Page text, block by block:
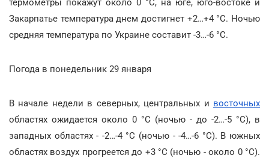
термометры покажут около 0 °С, на юге, юго-востоке и
Закарпатье температура днем достигнет +2…+4 °С. Ночью
средняя температура по Украине составит -3…-6 °С.
Погода в понедельник 29 января
В начале недели в северных, центральных и восточных
областях ожидается около 0 °С (ночью - до -2…-5 °С), в
западных областях - -2…-4 °С (ночью - -4…-6 °С). В южных
областях воздух прогреется до +3 °С (ночью - около 0 °С).